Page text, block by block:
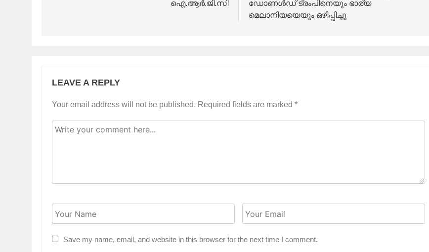
ഐ.ആർ.ജി.സി
ഡോണൾഡ് ട്രംപിനെയും ഭാര്യ
മെലാനിയയെയും ഒഴിപ്പിച്ചു
LEAVE A REPLY
Your email address will not be published. Required fields are marked *
Save my name, email, and website in this browser for the next time I comment.